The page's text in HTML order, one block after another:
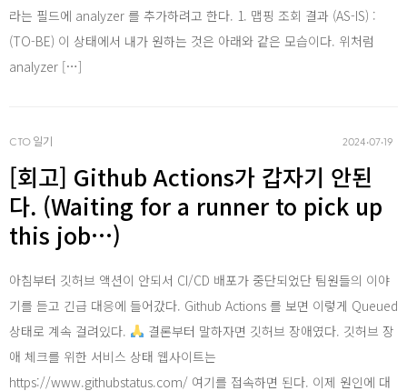
라는 필드에 analyzer 를 추가하려고 한다. 1. 맵핑 조회 결과 (AS-IS) :
(TO-BE) 이 상태에서 내가 원하는 것은 아래와 같은 모습이다. 위처럼
analyzer […]
CTO 일기 2024‧07‧19
[회고] Github Actions가 갑자기 안된
다. (Waiting for a runner to pick up
this job…)
아침부터 깃허브 액션이 안되서 CI/CD 배포가 중단되었단 팀원들의 이야
기를 듣고 긴급 대응에 들어갔다. Github Actions 를 보면 이렇게 Queued
상태로 계속 걸려있다.
결론부터 말하자면 깃허브 장애였다. 깃허브 장
애 체크를 위한 서비스 상태 웹사이트는
https://www.githubstatus.com/ 여기를 접속하면 된다. 이제 원인에 대